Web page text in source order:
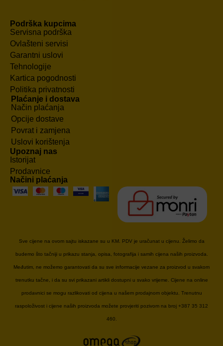
Podrška kupcima
Servisna podrška
Ovlašteni servisi
Garantni uslovi
Tehnologije
Kartica pogodnosti
Politika privatnosti
Plaćanje i dostava
Način plaćanja
Opcije dostave
Povrat i zamjena
Uslovi korištenja
Upoznaj nas
Istorijat
Prodavnice
Načini plaćanja
Sve cijene na ovom sajtu iskazane su u KM. PDV je uračunat u cijenu. Želimo da
budemo što tačniji u prikazu stanja, opisa, fotografija i samih cijena naših proizvoda.
Međutim, ne možemo garantovati da su sve informacije vezane za proizvod u svakom
trenutku tačne, i da su svi prikazani artikli dostupni u svako vrijeme. Cijene na online
prodavnici se mogu razlikovati od cijena u našem prodajnom objektu. Trenutnu
raspoloživost i cijene naših proizvoda možete provjeriti pozivom na broj +387 35 312
460.